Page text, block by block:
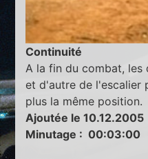
Continuité
A la fin du combat,
et d'autre de l'escalier
plus la même position.
Ajoutée le 10.12.2005
Minutage : 00:03:00